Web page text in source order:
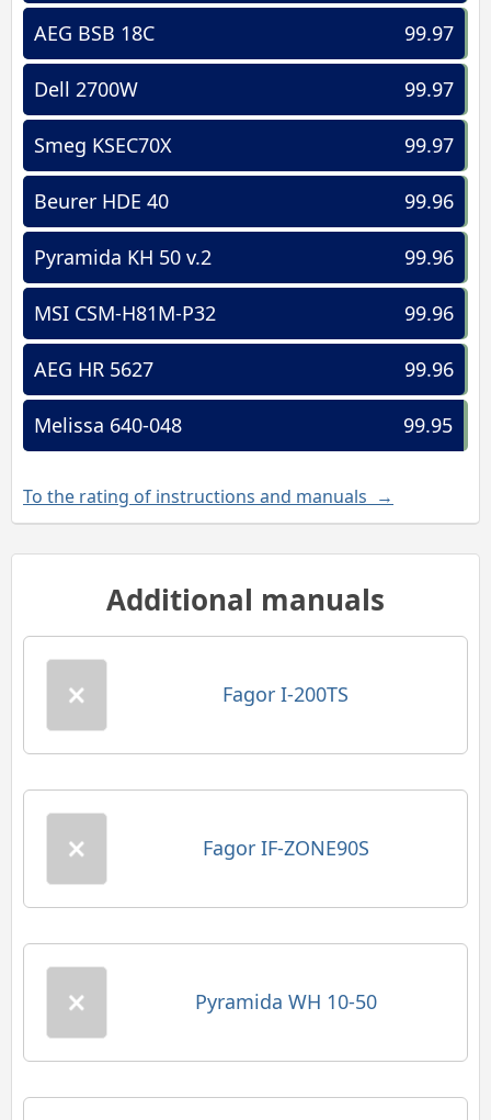
99.97
AEG BSB 18C
99.97
Dell 2700W
99.97
Smeg KSEC70X
99.96
Beurer HDE 40
99.96
Pyramida KH 50 v.2
99.96
MSI CSM-H81M-P32
99.96
AEG HR 5627
99.95
Melissa 640-048
To the rating of instructions and manuals →
Additional manuals
Fagor I-200TS
Fagor IF-ZONE90S
Pyramida WH 10-50